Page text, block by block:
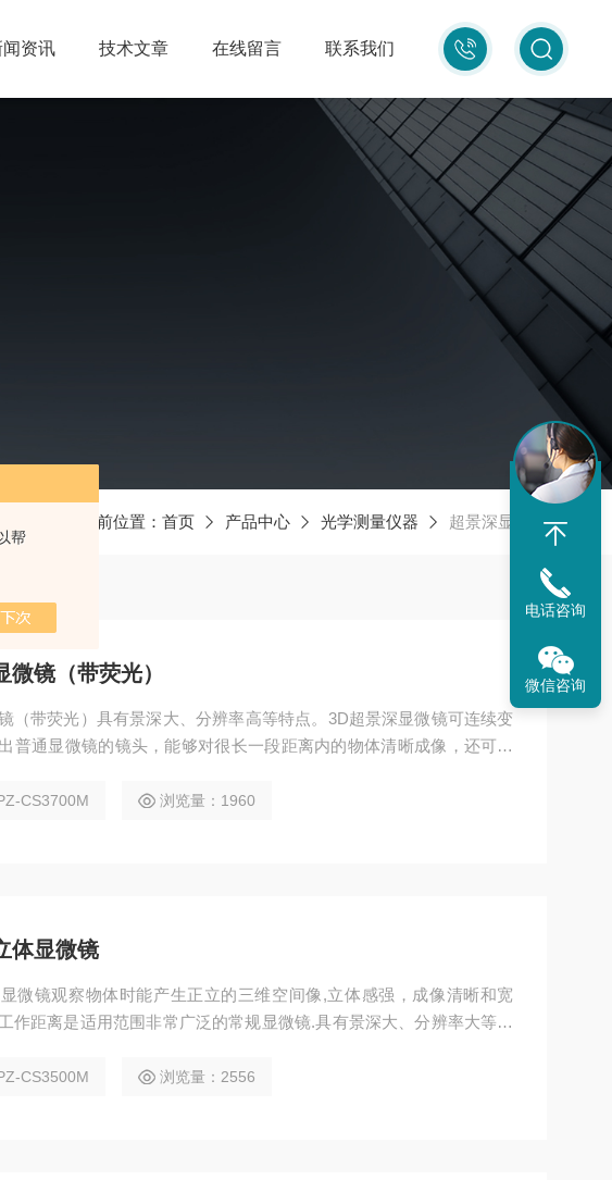
帮
010-
87681080
闻资讯 技术文章 在线留言 联系我们
当前位置： 首页 产品中心 光学测量仪器 超景深显微镜
微镜（带荧光）
（带荧光）具有景深大、分辨率高等特点。3D超景深显微镜可连续变
普通显微镜的镜头，能够对很长一段距离内的物体清晰成像，还可以
自如，不受视力限制，提高工作效率；实体光学成像提供人性化的操
CS3700M 浏览量：1960
体显微镜
微镜观察物体时能产生正立的三维空间像,立体感强，成像清晰和宽
作距离是适用范围非常广泛的常规显微镜.具有景深大、分辨率大等特
CS3500M 浏览量：2556
电话咨询
微信咨询